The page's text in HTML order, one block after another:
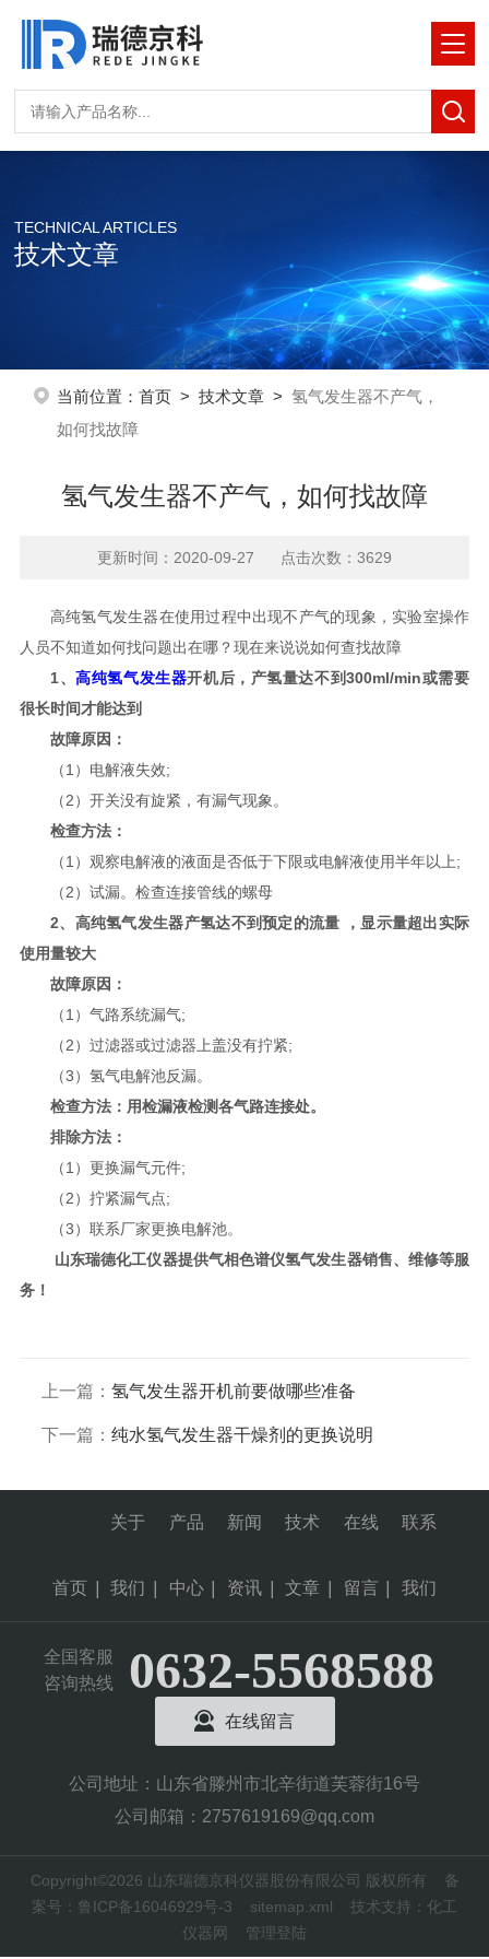
TECHNICAL ARTICLES
技术文章
当前位置： 首页> 技术文章> 氢气发生器不产气，
如何找故障
氢气发生器不产气，如何找故障
更新时间：2020-09-27 点击次数：3629
高纯氢气发生器在使用过程中出现不产气的现象，实验室操作
人员不知道如何找问题出在哪？现在来说说如何查找故障
1、高纯氢气发生器开机后，产氢量达不到300ml/min或需要
很长时间才能达到
故障原因：
（1）电解液失效;
（2）开关没有旋紧，有漏气现象。
检查方法：
（1）观察电解液的液面是否低于下限或电解液使用半年以上;
（2）试漏。检查连接管线的螺母
2、高纯氢气发生器产氢达不到预定的流量 ，显示量超出实际
使用量较大
故障原因：
（1）气路系统漏气;
（2）过滤器或过滤器上盖没有拧紧;
（3）氢气电解池反漏。
检查方法：用检漏液检测各气路连接处。
排除方法：
（1）更换漏气元件;
（2）拧紧漏气点;
（3）联系厂家更换电解池。
山东瑞德化工仪器提供气相色谱仪氢气发生器销售、维修等服
务！
上一篇： 氢气发生器开机前要做哪些准备
下一篇： 纯水氢气发生器干燥剂的更换说明
首页
关于
我们
产品
中心
新闻
资讯
技术
文章
在线
留言
联系
我们
全国客服
咨询热线
0632-5568588
在线留言
公司地址：山东省滕州市北辛街道芙蓉街16号
公司邮箱：2757619169@qq.com
Copyright©2026 山东瑞德京科仪器股份有限公司 版权所有 备
案号：鲁ICP备16046929号-3
sitemap.xml 技术支持： 化工
仪器网
管理登陆